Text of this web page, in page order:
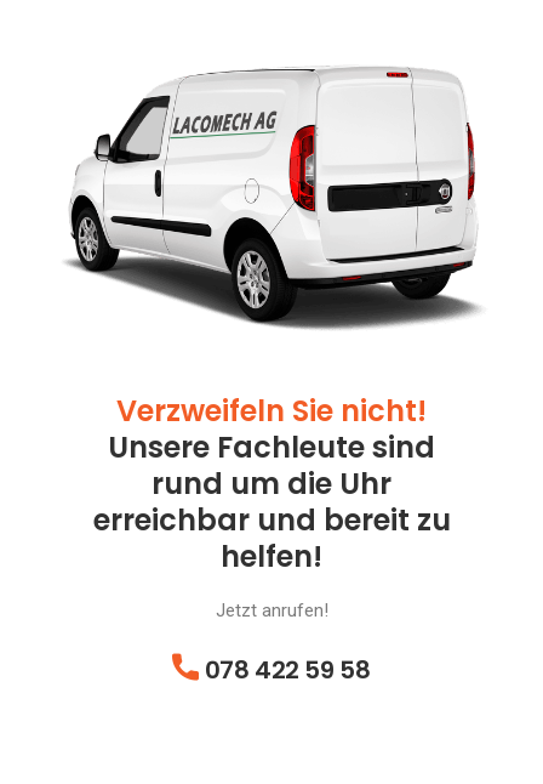
Verzweifeln Sie nicht!
Unsere Fachleute sind
rund um die Uhr
erreichbar und bereit zu
helfen!
Jetzt anrufen!
078 422 59 58